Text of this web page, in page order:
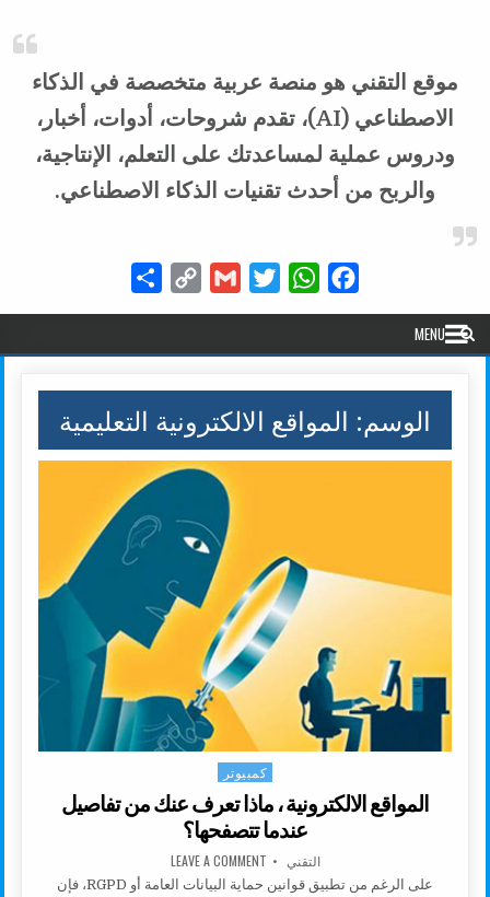
موقع التقني هو منصة عربية متخصصة في الذكاء
الاصطناعي (AI)، تقدم شروحات، أدوات، أخبار،
ودروس عملية لمساعدتك على التعلم، الإنتاجية،
والربح من أحدث تقنيات الذكاء الاصطناعي.
Facebook
WhatsApp
Twitter
Gmail
Copy
MENU
الوسم: المواقع الالكترونية التعليمية
Posted in
كمبيوتر
المواقع الالكترونية ، ماذا تعرف عنك من تفاصيل
عندما تتصفحها؟
AUTHOR:
التقني LEAVE A COMMENTON المواقع الالكترونية ، ماذا تعرف عنك من تفاصيل عندما تتصفحها؟
على الرغم من تطبيق قوانين حماية البيانات العامة أو RGPD، فإن